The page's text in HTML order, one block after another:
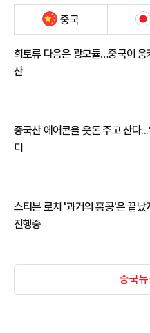
중국
희토류 다음은 광모듈…중국이 움
산
중국산 에어콘을 웃돈 주고 산다
디
스티븐 로치 '과거의 홍콩'은 끝났
진행중
중국